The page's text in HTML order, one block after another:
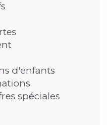
d'enfants
spéciales